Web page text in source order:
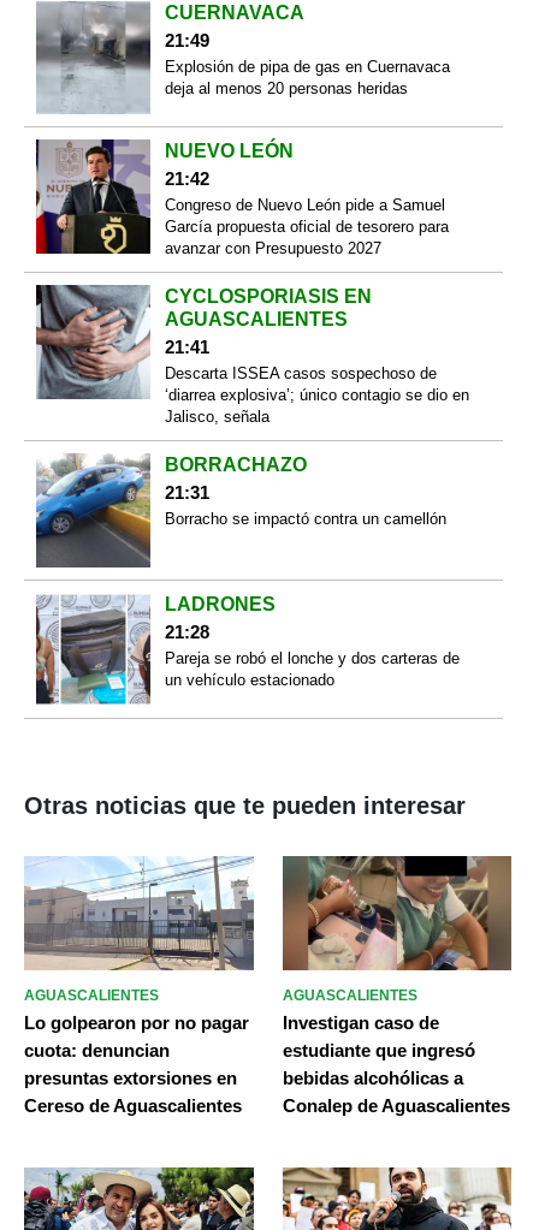
CUERNAVACA
21:49
Explosión de pipa de gas en Cuernavaca
deja al menos 20 personas heridas
NUEVO LEÓN
21:42
Congreso de Nuevo León pide a Samuel
García propuesta oficial de tesorero para
avanzar con Presupuesto 2027
CYCLOSPORIASIS EN
AGUASCALIENTES
21:41
Descarta ISSEA casos sospechoso de
‘diarrea explosiva’; único contagio se dio en
Jalisco, señala
BORRACHAZO
21:31
Borracho se impactó contra un camellón
LADRONES
21:28
Pareja se robó el lonche y dos carteras de
un vehículo estacionado
Otras noticias que te pueden interesar
AGUASCALIENTES
Lo golpearon por no pagar
cuota: denuncian
presuntas extorsiones en
Cereso de Aguascalientes
AGUASCALIENTES
Investigan caso de
estudiante que ingresó
bebidas alcohólicas a
Conalep de Aguascalientes